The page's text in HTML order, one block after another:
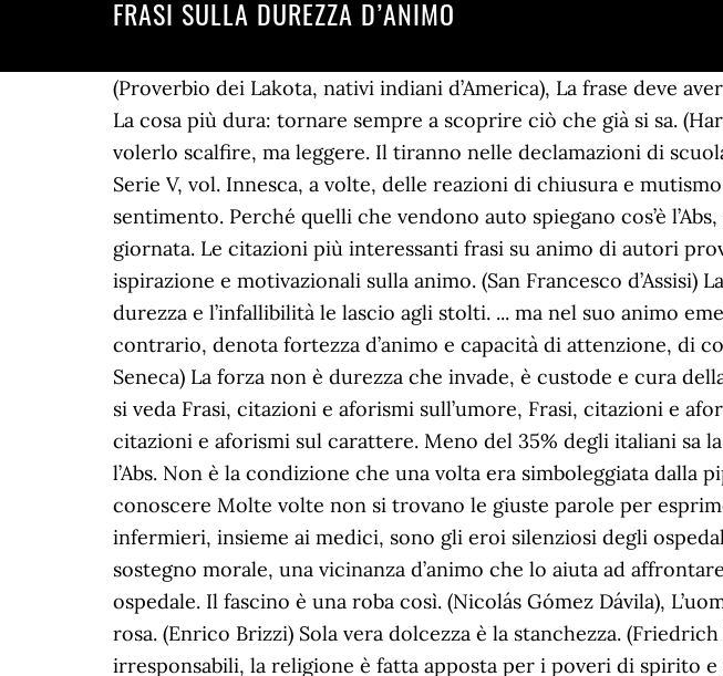
FRASI SULLA DUREZZA D’ANIMO
(Proverbio dei Lakota, nativi indiani d’America), La frase deve avere la durezza della pietra e il tremolio delle foglie. (Fernando Botero), La cosa più dura: tornare sempre a scoprire ciò che già si sa. (Haruki Murakami), Anche un cuore duro ha le sue trasparenze; basta non volerlo scalfire, ma leggere. Il tiranno nelle declamazioni di scuola in lingua latina, in "Memorie dell'Accademia delle Scienze di Torino", Serie V, vol. Innesca, a volte, delle reazioni di chiusura e mutismo e la scrittura, come qualsiasi forma d’arte, può ridare voce a questo sentimento. Perché quelli che vendono auto spiegano cos’è l’Abs, mentre chi vende cibo non spiega nulla. 3 Frasi su momenti della giornata. Le citazioni più interessanti frasi su animo di autori provenienti da tuttoil mondo - una selezione di citazioni umoristiche, ispirazione e motivazionali sulla animo. (San Francesco d’Assisi) La bellezza è gradita agli occhi, ma la dolcezza affascina l’animo. La durezza e l’infallibilità le lascio agli stolti. ... ma nel suo animo emerge una grande tenerezza, che non è la virtù del debole, anzi, al contrario, denota fortezza d’animo e capacità di attenzione, di compassione, di vera apertura all’altro, capacità di amore. (Lucio Anneo Seneca) La forza non è durezza che invade, è custode e cura della fragilità. E pure c'è chi dice che Dio non esiste». Tra i temi correlati si veda Frasi, citazioni e aforismi sull’umore, Frasi, citazioni e aforismi sui sentimenti, Frasi, citazioni e aforismi sulle emozioni e Frasi, citazioni e aforismi sul carattere. Meno del 35% degli italiani sa la differenza fra grano tenero e grano duro, ma più del 60% sa cos’è l’Abs. Non è la condizione che una volta era simboleggiata dalla pipa e dalla sedia a dondolo. Frasi sulla libertà: quelle che devi per forza conoscere Molte volte non si trovano le giuste parole per esprimere concetti e stati d’animo come ad esempio quello della libertà. Gli infermieri, insieme ai medici, sono gli eroi silenziosi degli ospedali.Grazie a loro, ogni malato non riceve solo assistenza, ma anche un sostegno morale, una vicinanza d’animo che lo aiuta ad affrontare con forza e coraggio la malattia e il periodo da trascorrere in ospedale. Il fascino è una roba così. (Nicolás Gómez Dávila), L’uomo è più duro del ferro, più solido della roccia, ma più fragile di una rosa. (Enrico Brizzi) Sola vera dolcezza è la stanchezza. (Friedrich Nietzsche), Come professione, la politica è per i duri di cuore e gli irresponsabili, la religione è fatta apposta per i poveri di spirito e gli ipocriti. Una fortissima nevrastenia mi obbligò a smettere; anzi a lasciare la città, piena di tentazioni per il mio cervello esaurito, e a rifugiarmi in una remota campagna umbra. 1. Rupert Bert. Benché esistano bellissime frasi sul mare, esistono anche tantissime frasi sul vento e il mare che accomunano questi elementi come rappresentazione del medesimo sentimento. Frasi, pensieri e stati d’animo sulla depressione . A volte penso addirittura che Napoli possa essere ancora l'ultima speranza che resta alla razza umana.“, „Sono trascorsi molti anni, ma ricordo come se fosse ieri. Un laicismo inteso come concezione dello Stato democratico e aconfessionale che non sopporta limitazioni alla propria autonomia e alla propria sovranità.“, „L'unica vera sorgente dell'arte è il nostro cuore, il linguaggio di un animo infallibilmente puro. „E come quei che con lena affannata | uscito fuor del pelago a la riva | si volge a l'acqua perigliosa e guata, | così l'animo mio, ch'ancor fuggiva, | si volse a retro a rimirar lo passo | che non lasciò già mai persona viva.“, „Il sesso non prospera nella monotonia. (Esercizinvolo, Twitter) Ammettere di essere fragile è un segno di forza. Paolo Giacalone – Stati d’Animo Quando si lascia una persona è dolorosissimo soprattutto se la si ama nel profondo… poi il delirio poi la consapevolezza poi… ringrazi dio per le alternative che la vita ti offre. Un'opera che non sia sgorgata da questa sorgente può essere soltanto artificio. Alzate il mento, sulla … “Laddove spira più tagliente il vento, e alto si leva il mare e non lievi sono i pericoli da superare, mi sento a mio agio”. Si può vivere realmente il proprio destino solo sapendo accettare la vita con animo imparziale.“, „Una bellissima fiaba racconta di una fanciulla che cammina in un prato e vede una farfalla impigliata in un rovo. Frasi, aforismi e citazioni sulla tranquillità e sulla calma, in riferimento allo stato d'animo oppure ad una situazione o un ambiente. Aforismi, citazioni e frasi tristi e sulla tristezza. Vi si trova Dante, Petrarca, e la Questione Sociale di Gateano Bresci l’anarchico italiano che visse a Paterson e uccise Umberto I di Savoia. Ogni crudeltà nasce da